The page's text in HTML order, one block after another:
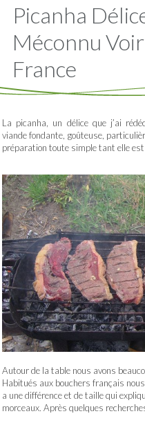
Picanha
Méconnu
France
La picanha, un délice que j’ai
viande fondante, goûteuse,
préparation toute simple tant elle
Autour de la table nous avons
Habitués aux bouchers français
a une différence et de taille qui
morceaux. Après quelques